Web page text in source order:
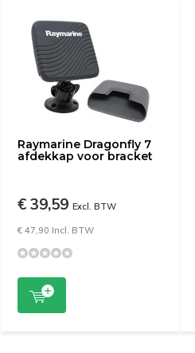
Raymarine Dragonfly 7
afdekkap voor bracket
€ 39,59 Excl. BTW
€ 47,90 Incl. BTW